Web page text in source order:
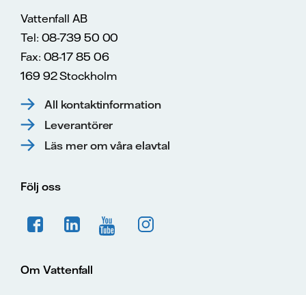
Vattenfall AB
Tel: 08-739 50 00
Fax: 08-17 85 06
169 92 Stockholm
All kontaktinformation
Leverantörer
Läs mer om våra elavtal
Följ oss
Om Vattenfall